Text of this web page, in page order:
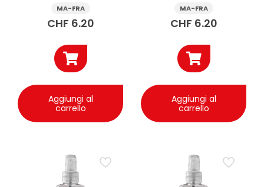
MA-FRA
CHF 6.20
Aggiungi al
carrello
ml
MA-FRA
CHF 6.20
Aggiungi al
carrello